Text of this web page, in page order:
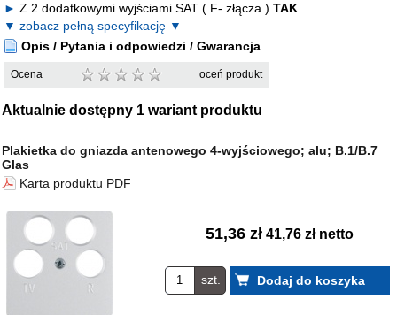
Z 2 dodatkowymi wyjściami SAT ( F- złącza )TAK
▼ zobacz pełną specyfikację ▼
Opis / Pytania i odpowiedzi / Gwarancja
Ocena oceń produkt
Aktualnie dostępny 1 wariant produktu
Plakietka do gniazda antenowego 4-wyjściowego; alu; B.1/B.7
Glas
Karta produktu PDF
51,36 zł 41,76 zł netto
szt.